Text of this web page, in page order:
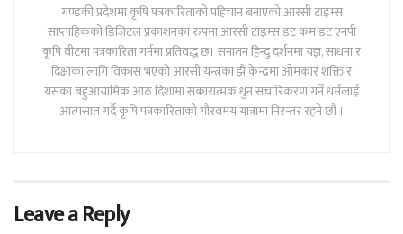
गण्डकी प्रदेशमा कृषि पत्रकारिताको पहिचान बनाएको आरसी टाइम्स
साप्ताहिकको डिजिटल प्रकाशनका रुपमा आरसी टाइम्स डट कम डट एनपी
कृषि वीटमा पत्रकारिता गर्नमा प्रतिवद्ध छ। सनातन हिन्दु दर्शनमा यज्ञ, साधना र
दिक्षाका लागि विकास भएको आरसी यन्त्रका झै केन्द्रमा ओमकार शक्ति र
यसका बहुआयामिक आठ दिशामा सकारात्मक धुन संचारिकरण गर्ने धर्मलाई
आत्मसात गर्दै कृषि पत्रकारिताको गौरवमय यात्रामा निरन्तर रहने छौं ।
Leave a Reply